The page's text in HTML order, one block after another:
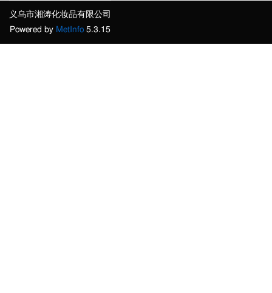
义乌市湘涛化妆品有限公司
Powered by MetInfo 5.3.15